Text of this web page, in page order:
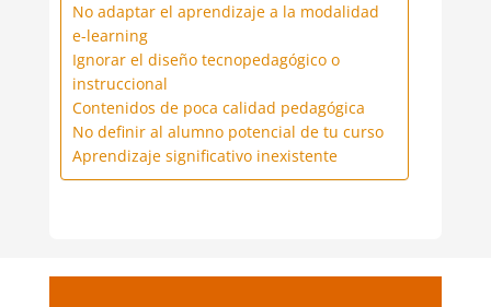
No adaptar el aprendizaje a la modalidad
e-learning
Ignorar el diseño tecnopedagógico o
instruccional
Contenidos de poca calidad pedagógica
No definir al alumno potencial de tu curso
Aprendizaje significativo inexistente